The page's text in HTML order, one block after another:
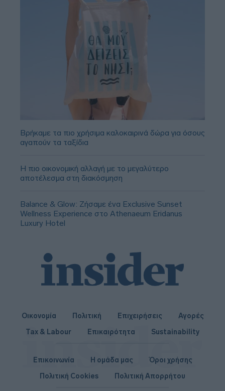
Βρήκαμε τα πιο χρήσιμα καλοκαιρινά δώρα για όσους
αγαπούν τα ταξίδια
Η πιο οικονομική αλλαγή με το μεγαλύτερο
αποτέλεσμα στη διακόσμηση
Balance & Glow: Ζήσαμε ένα Exclusive Sunset
Wellness Experience στο Athenaeum Eridanus
Luxury Hotel
Οικονομία Πολιτική Επιχειρήσεις
Αγορές
Tax & Labour
Επικαιρότητα Sustainability
Επικοινωνία Η ομάδα μας
Όροι χρήσης
Πολιτική Cookies
Πολιτική Απορρήτου